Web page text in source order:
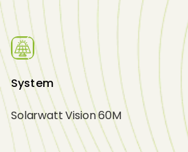
System
Solarwatt Vision 60M